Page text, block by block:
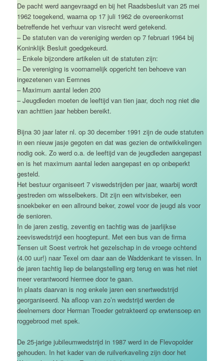
De pacht werd aangevraagd en bij het Raadsbesluit van 25 mei
1962 toegekend, waarna op 17 juli 1962 de overeenkomst
betreffende het verhuur van visrecht werd getekend.
– De statuten van de vereniging werden op 7 februari 1964 bij
Koninklijk Besluit goedgekeurd.
– Enkele bijzondere artikelen uit de statuten zijn:
– De vereniging is voornamelijk opgericht ten behoeve van
ingezetenen van Eemnes
– Maximum aantal leden 200
– Jeugdleden moeten de leeftijd van tien jaar, doch nog niet die
van achttien jaar hebben bereikt.
Bijna 30 jaar later nl. op 30 december 1991 zijn de oude statuten
in een nieuw jasje gegoten en dat was gezien de ontwikkelingen
nodig ook. Zo werd o.a. de leeftijd van de jeugdleden aangepast
en is het maximum aantal leden aangepast en op onbeperkt
gesteld.
Het bestuur organiseert 7 viswedstrijden per jaar, waarbij wordt
gestreden om wisselbekers. Dit zijn een witvisbeker, een
snoekbeker en een allround beker, zowel voor de jeugd als voor
de senioren.
In de jaren zestig, zeventig en tachtig was de jaarlijkse
zeeviswedstrijd een hoogtepunt. Met een bus van de firma
Tensen uit Soest vertrok het gezelschap in de vroege ochtend
(4.00 uur!) naar Texel om daar aan de Waddenkant te vissen. In
de jaren tachtig liep de belangstelling erg terug en was het niet
meer verantwoord hiermee door te gaan.
In plaats daarvan is nog enkele jaren een snertwedstrijd
georganiseerd. Na afloop van zo’n wedstrijd werden de
deelnemers door Herman Troeder getrakteerd op erwtensoep en
roggebrood met spek.
De 25-jarige jubileumwedstrijd in 1987 werd in de Flevopolder
gehouden. In het kader van de ruilverkaveling zijn door het